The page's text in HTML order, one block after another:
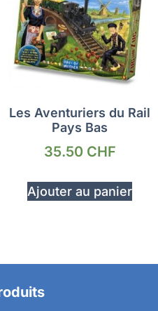
Les Aventuriers du Rail
Pays Bas
35.50 CHF
Ajouter au panier